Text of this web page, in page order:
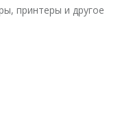
принтеры и другое